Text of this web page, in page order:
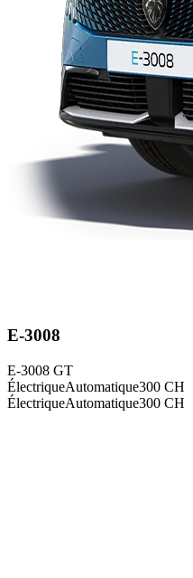
E-3008
E-3008 GT
ÉlectriqueAutomatique300 CH
ÉlectriqueAutomatique300 CH